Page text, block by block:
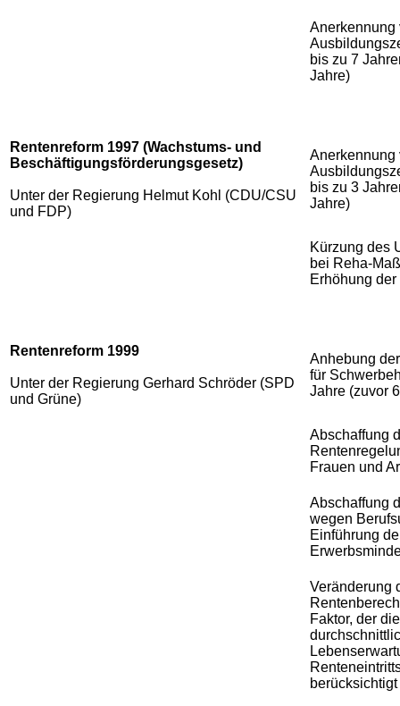
Anerkennung
bis zu 7
Jahre)
Rentenreform 1997 (Wachstums- und
Beschäftigungsförderungsgesetz)
Unter der Regierung Helmut Kohl (CDU/CSU
und FDP)
Anerkennung
bis zu 3
Jahre)
Kürzung des
bei Reha-
Erhöhung
Rentenreform 1999
Unter der Regierung Gerhard Schröder (SPD
und Grüne)
Anhebung
für
Jahre (zuvor
Abschaffung
Frauen und
Abschaffung
wegen
Einführung
Veränderung
Faktor, der die
berücksichtigt